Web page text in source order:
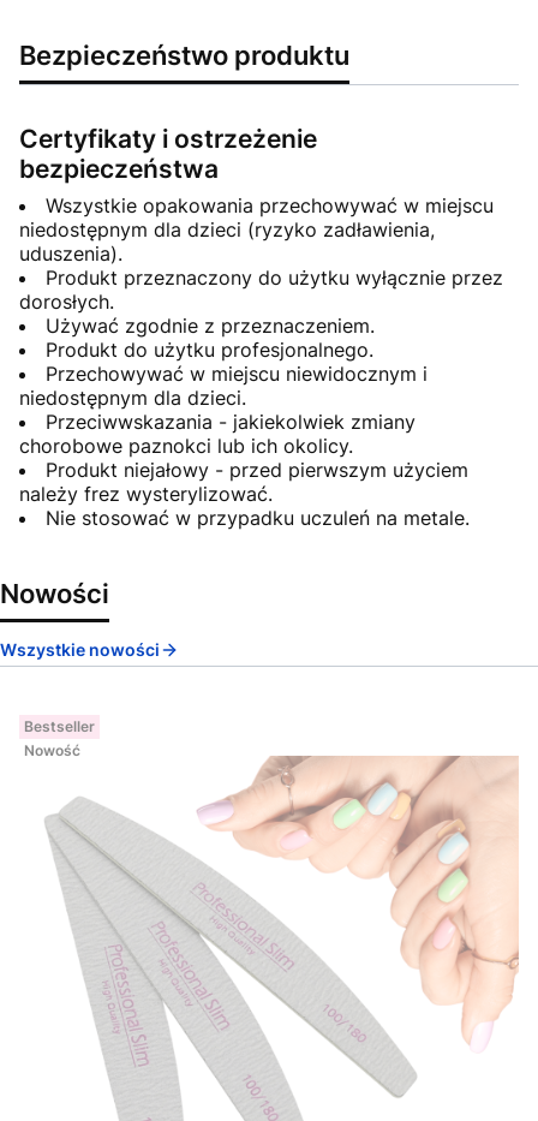
Bezpieczeństwo produktu
Certyfikaty i ostrzeżenie
bezpieczeństwa
Wszystkie opakowania przechowywać w miejscu
niedostępnym dla dzieci (ryzyko zadławienia,
uduszenia).
Produkt przeznaczony do użytku wyłącznie przez
dorosłych.
Używać zgodnie z przeznaczeniem.
Produkt do użytku profesjonalnego.
Przechowywać w miejscu niewidocznym i
niedostępnym dla dzieci.
Przeciwwskazania - jakiekolwiek zmiany
chorobowe paznokci lub ich okolicy.
Produkt niejałowy - przed pierwszym użyciem
należy frez wysterylizować.
Nie stosować w przypadku uczuleń na metale.
Nowości
Wszystkie nowości
Bestseller
Nowość